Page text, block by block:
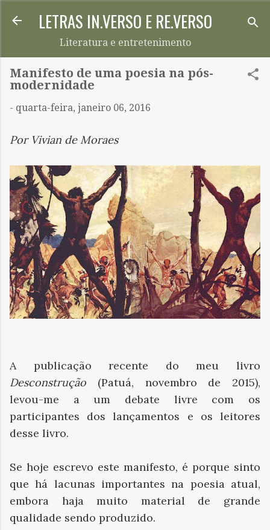
Pular para o conteúdo principal
LETRAS IN.VERSO E RE.VERSO
Literatura e entretenimento
Manifesto de uma poesia na pós-
modernidade
- quarta-feira, janeiro 06, 2016
Por Vivian de Moraes
A publicação recente do meu livro
Desconstrução (Patuá, novembro de 2015),
levou-me a um debate livre com os
participantes dos lançamentos e os leitores
desse livro.
Se hoje escrevo este manifesto, é porque sinto
que há lacunas importantes na poesia atual,
embora haja muito material de grande
qualidade sendo produzido.